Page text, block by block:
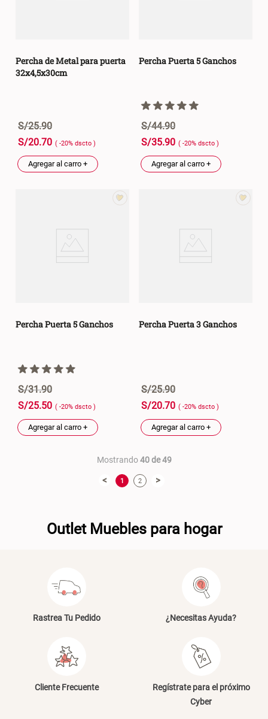
Percha de Metal para puerta
32x4,5x30cm
S/25.90
S/20.70 ( -20% dscto )
Agregar al carro +
Percha Puerta 5 Ganchos
S/44.90
S/35.90 ( -20% dscto )
Agregar al carro +
Percha Puerta 5 Ganchos
S/31.90
S/25.50 ( -20% dscto )
Agregar al carro +
Percha Puerta 3 Ganchos
S/25.90
S/20.70 ( -20% dscto )
Agregar al carro +
Mostrando40 de 49
< 1 2 >
Outlet Muebles para hogar
Rastrea Tu Pedido ¿Necesitas Ayuda?
Cliente Frecuente
Regístrate para el próximo
Cyber